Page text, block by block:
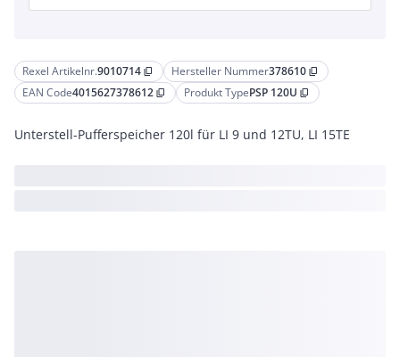
Rexel Artikelnr.9010714 content_copy Hersteller Nummer378610 content_copy
EAN Code4015627378612 content_copy Produkt TypePSP 120U content_copy
Unterstell-Pufferspeicher 120l für LI 9 und 12TU, LI 15TE